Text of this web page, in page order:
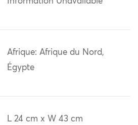
Afrique: Afrique du Nord,
Égypte
L 24 cm x W 43 cm